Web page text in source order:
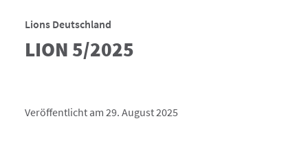
Lions Deutschland
LION 5/2025
Veröffentlicht am 29. August 2025